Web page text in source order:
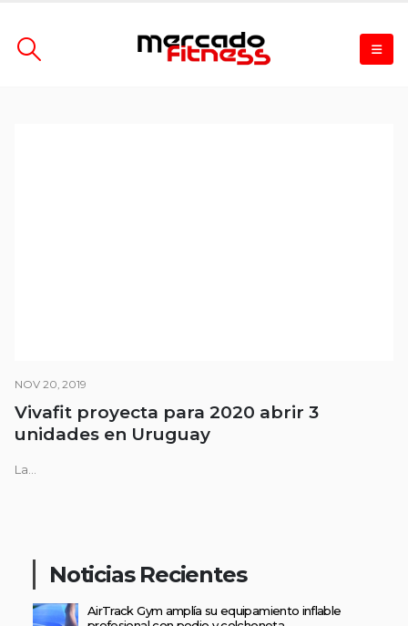
NOV 20, 2019
Vivafit proyecta para 2020 abrir 3
unidades en Uruguay
La...
Noticias Recientes
AirTrack Gym amplía su equipamiento inflable